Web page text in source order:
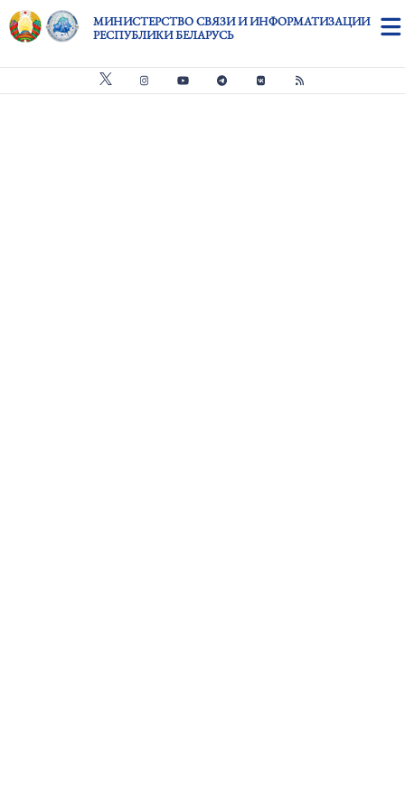
Перейти к основному содержанию
МИНИСТЕРСТВО СВЯЗИ И ИНФОРМАТИЗАЦИИ
РЕСПУБЛИКИ БЕЛАРУСЬ